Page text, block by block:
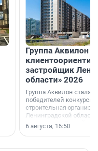
Группа Аквилон
застройщик
области» 2026
Группа Аквилон стала
победителей конкурса
строительная
Ленинградской области
номинации «Самый
застройщик
области».
6 августа, 16:50